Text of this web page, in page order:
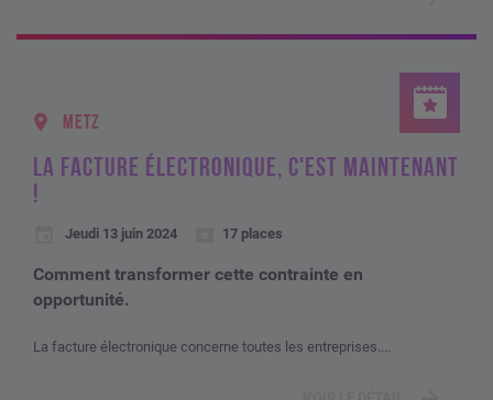
METZ
LA FACTURE ÉLECTRONIQUE, C'EST MAINTENANT
!
Jeudi 13 juin 2024 17 places
Comment transformer cette contrainte en
opportunité.
La facture électronique concerne toutes les entreprises....